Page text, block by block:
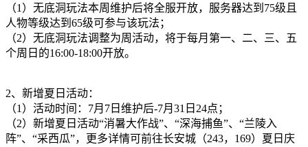
（1）无底洞玩法本周维护后将全服开放，服务器达到75级且
人物等级达到65级可参与该玩法；
（2）无底洞玩法调整为周活动，将于每月第一、二、三、五
个周日的16:00-18:00开放。
2、新增夏日活动：
（1）活动时间：7月7日维护后-7月31日24点；
（2）新增夏日活动“消暑大作战”、“深海捕鱼”、“兰陵入
阵”、“采西瓜”，更多详情可前往长安城（243，169）夏日庆